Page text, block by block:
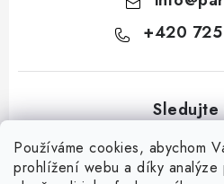
Používáme cookies, abychom
prohlížení webu a díky analýze
+420